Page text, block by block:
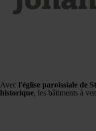
Avec l'église paroissiale de
historique, les bâtiments à